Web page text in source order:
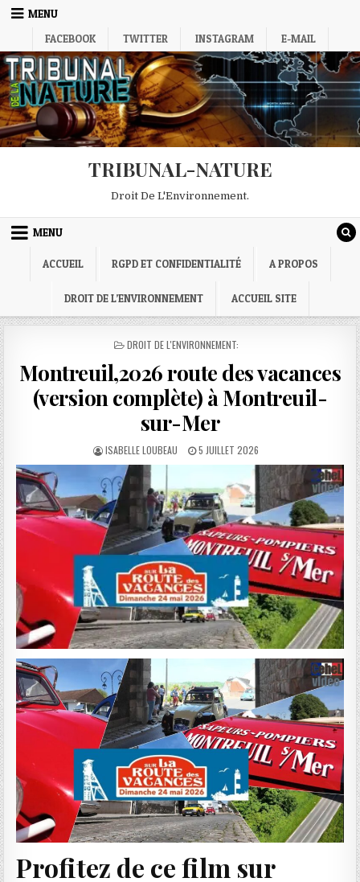
Skip
MENU
FACEBOOK
TWITTER INSTAGRAM E-MAIL
TRIBUNAL-NATURE
Droit De L'Environnement.
MENU
ACCUEIL RGPD ET CONFIDENTIALITÉ A PROPOS
DROIT DE L’ENVIRONNEMENT ACCUEIL SITE
POSTED
DROIT DE L'ENVIRONNEMENT:
Montreuil,2026 route des vacances
(version complète) à Montreuil-
sur-Mer
AUTHOR:
ISABELLE LOUBEAU
PUBLISHED
DATE:
5 JUILLET 2026
Profitez de ce film sur